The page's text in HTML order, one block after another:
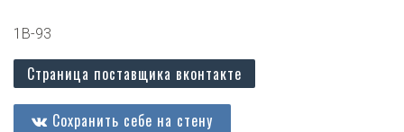
1В-93
Страница поставщика вконтакте
Сохранить себе на стену